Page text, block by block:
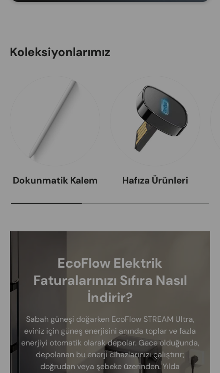
Koleksiyonlarımız
Dokunmatik Kalem Hafıza Ürünleri
EcoFlow Elektrik
Faturalarınızı Sıfıra Nasıl
İndirir?
Sabah güneşi doğarken EcoFlow STREAM Ultra,
eviniz için güneş enerjisini anında toplar ve fazla
enerjiyi otomatik olarak depolar. Gece olduğunda,
depolanan bu enerji cihazlarınızı çalıştırır;
doğrudan veya şebeke üzerinden. Yılda